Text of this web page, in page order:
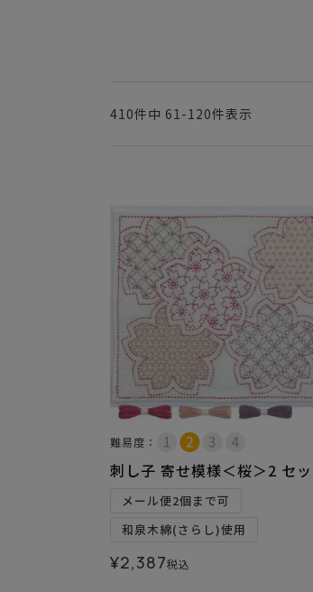
410件中 61 -120件表示
難易度：
刺し子 寄せ模様＜桜＞2 セ
メール便2個まで可
和泉木綿(さらし)使用
¥2,387税込